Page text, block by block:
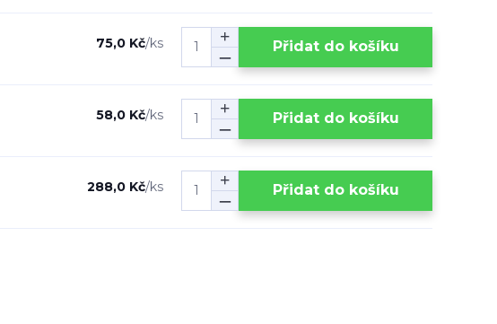
75,0 Kč/ks Přidat do košíku
58,0 Kč/ks Přidat do košíku
288,0 Kč/ks Přidat do košíku